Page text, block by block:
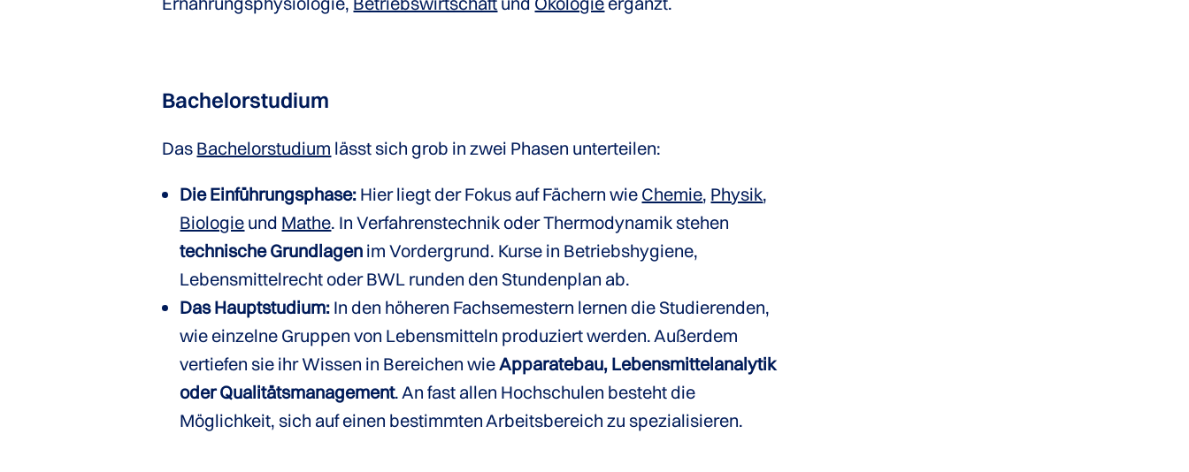
Bachelorstudium
Das Bachelorstudium lässt sich grob in zwei Phasen unterteilen:
Die Einführungsphase: Hier liegt der Fokus auf Fächern wie Chemie, Physik,
Biologie und Mathe. In Verfahrenstechnik oder Thermodynamik stehen
technische Grundlagen im Vordergrund. Kurse in Betriebshygiene,
Lebensmittelrecht oder BWL runden den Stundenplan ab.
Das Hauptstudium: In den höheren Fachsemestern lernen die Studierenden,
wie einzelne Gruppen von Lebensmitteln produziert werden. Außerdem
vertiefen sie ihr Wissen in Bereichen wieApparatebau, Lebensmittelanalytik
oder Qualitätsmanagement. An fast allen Hochschulen besteht die
Möglichkeit, sich auf einen bestimmten Arbeitsbereich zu spezialisieren.